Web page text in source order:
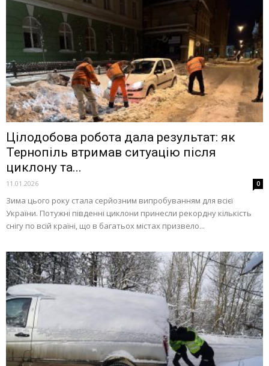
Цілодобова робота дала результат: як
Тернопіль втримав ситуацію після
циклону та...
11.01.2026 0
Зима цього року стала серйозним випробуванням для всієї
України. Потужні південні циклони принесли рекордну кількість
снігу по всій країні, що в багатьох містах призвело...